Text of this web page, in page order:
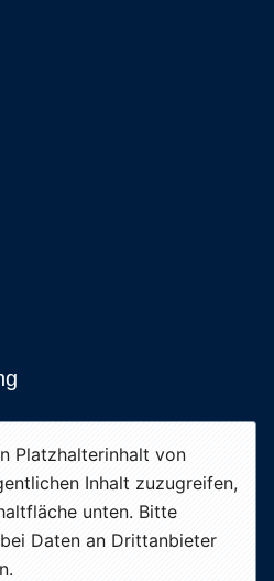
Platzhalterinhalt von
Inhalt zuzugreifen,
unten. Bitte
Daten an Drittanbieter